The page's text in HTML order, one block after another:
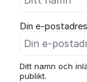
Din e-
Ditt namn och
publikt.